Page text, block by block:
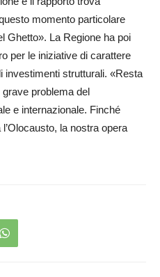
momento particolare
Ghetto». La Regione ha poi
per le iniziative di carattere
investimenti strutturali. «Resta
problema del
e internazionale. Finché
la nostra opera